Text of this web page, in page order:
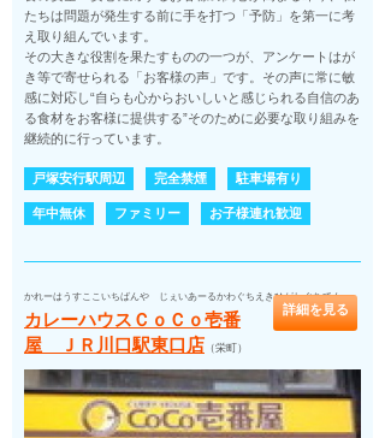
たちは問題が発生する前に手を打つ「予防」を第一に考
え取り組んでいます。
その大きな役割を果たすものの一つが、アンケートはが
き等で寄せられる「お客様の声」です。その声に常に敏
感に対応し“自らも心からおいしいと感じられる自信のあ
る食材をお客様に提供する”そのために必要な取り組みを
継続的に行っています。
戸塚安行駅周辺 完全禁煙 駐車場有り
年中無休 ファミリー お子様連れ歓迎
かれーはうすここいちばんや じぇいあーるかわぐちえきひがしぐちてん
カレーハウスＣｏＣｏ壱番
屋 ＪＲ川口駅東口店 （栄町）
詳細を見る